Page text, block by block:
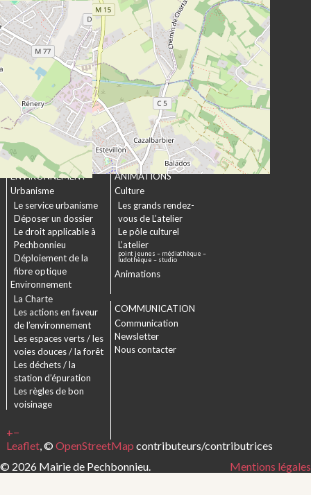
+−
Leaflet, © OpenStreetMap contributeurs/contributrices
Formulaires
Marchés publics
SOCIAL &
SOLIDARITÉ
Actions municipales
La commission
intergénérationnelle
Maison de retraite La
chartreuse
Les établissements
médico-sociaux
Projet Se Canto
URBANISME &
ENVIRONNEMENT
Urbanisme
Le service urbanisme
Déposer un dossier
Le droit applicable à
Pechbonnieu
Déploiement de la
fibre optique
Environnement
La Charte
Les actions en faveur
de l’environnement
Les espaces verts / les
voies douces / la forêt
Les déchets / la
station d’épuration
Les règles de bon
voisinage
CULTURE &
ANIMATIONS
Culture
Les grands rendez-
vous de L’atelier
Le pôle culturel
L’atelier
point jeunes – médiathèque –
ludothèque – studio
Animations
COMMUNICATION
Communication
Newsletter
Nous contacter
© 2026 Mairie de Pechbonnieu. Mentions légales